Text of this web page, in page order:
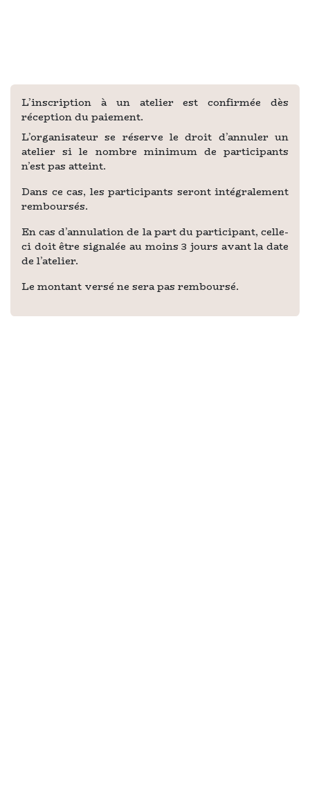
L’inscription à un atelier est confirmée dès
réception du paiement.
L’organisateur se réserve le droit d’annuler un
atelier si le nombre minimum de participants
n’est pas atteint.
Dans ce cas, les participants seront intégralement
remboursés.
En cas d’annulation de la part du participant, celle-
ci doit être signalée au moins 3 jours avant la date
de l’atelier.
Le montant versé ne sera pas remboursé.